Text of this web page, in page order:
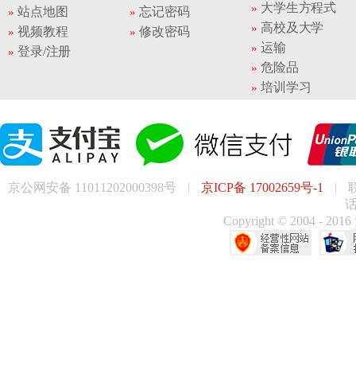
站点地图
视频教程
登录/注册
忘记密码
修改密码
大学生方程式
高校及大学
运输
危险品
培训学习
京公网安备 11011202000398号 | 京ICP备 17002659号-1 |
Copyright © 2004 -